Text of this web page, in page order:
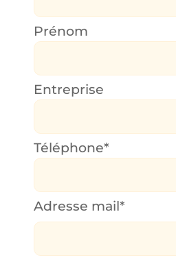
Prénom
Entreprise
Téléphone*
Adresse mail*